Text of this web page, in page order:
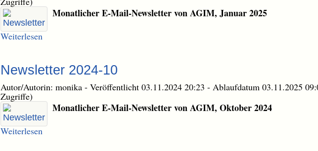
Monatlicher E-Mail-Newsletter von AGIM, Januar 2025
Weiterlesen
Newsletter 2024-10
Autor/Autorin: monika - Veröffentlicht 03.11.2024 20:23 - Ablaufdatum 03.11.2025
Zugriffe)
Monatlicher E-Mail-Newsletter von AGIM, Oktober 2024
Weiterlesen